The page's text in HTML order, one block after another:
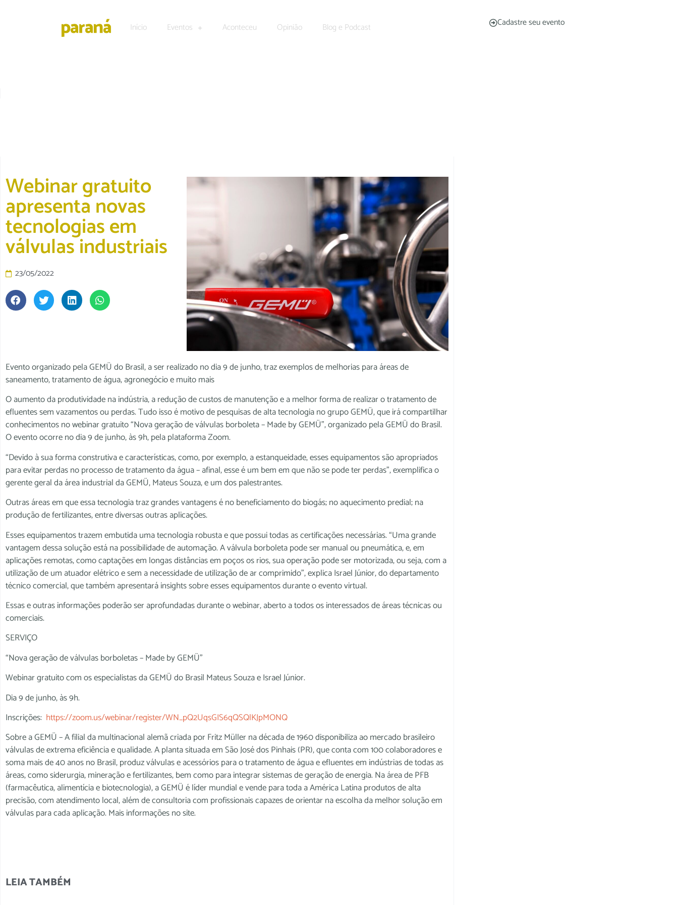
Início Eventos Aconteceu Opinião Blog e Podcast Cadastre seu evento
Webinar gratuito
apresenta novas
tecnologias em
válvulas industriais
23/05/2022
Evento organizado pela GEMÜ do Brasil, a ser realizado no dia 9 de junho, traz exemplos de melhorias para áreas de
saneamento, tratamento de água, agronegócio e muito mais
O aumento da produtividade na indústria, a redução de custos de manutenção e a melhor forma de realizar o tratamento de
efluentes sem vazamentos ou perdas. Tudo isso é motivo de pesquisas de alta tecnologia no grupo GEMÜ, que irá compartilhar
conhecimentos no webinar gratuito “Nova geração de válvulas borboleta – Made by GEMÜ”, organizado pela GEMÜ do Brasil.
O evento ocorre no dia 9 de junho, às 9h, pela plataforma Zoom.
“Devido à sua forma construtiva e características, como, por exemplo, a estanqueidade, esses equipamentos são apropriados
para evitar perdas no processo de tratamento da água – afinal, esse é um bem em que não se pode ter perdas”, exemplifica o
gerente geral da área industrial da GEMÜ, Mateus Souza, e um dos palestrantes.
Outras áreas em que essa tecnologia traz grandes vantagens é no beneficiamento do biogás; no aquecimento predial; na
produção de fertilizantes, entre diversas outras aplicações.
Esses equipamentos trazem embutida uma tecnologia robusta e que possui todas as certificações necessárias. “Uma grande
vantagem dessa solução está na possibilidade de automação. A válvula borboleta pode ser manual ou pneumática, e, em
aplicações remotas, como captações em longas distâncias em poços os rios, sua operação pode ser motorizada, ou seja, com a
utilização de um atuador elétrico e sem a necessidade de utilização de ar comprimido”, explica Israel Júnior, do departamento
técnico comercial, que também apresentará insights sobre esses equipamentos durante o evento virtual.
Essas e outras informações poderão ser aprofundadas durante o webinar, aberto a todos os interessados de áreas técnicas ou
comerciais.
SERVIÇO
“Nova geração de válvulas borboletas – Made by GEMÜ”
Webinar gratuito com os especialistas da GEMÜ do Brasil Mateus Souza e Israel Júnior.
Dia 9 de junho, às 9h.
Inscrições: https://zoom.us/webinar/register/WN_pQ2UqsGIS6qQSQlKJpMONQ
Sobre a GEMÜ – A filial da multinacional alemã criada por Fritz Müller na década de 1960 disponibiliza ao mercado brasileiro
válvulas de extrema eficiência e qualidade. A planta situada em São José dos Pinhais (PR), que conta com 100 colaboradores e
soma mais de 40 anos no Brasil, produz válvulas e acessórios para o tratamento de água e efluentes em indústrias de todas as
áreas, como siderurgia, mineração e fertilizantes, bem como para integrar sistemas de geração de energia. Na área de PFB
(farmacêutica, alimentícia e biotecnologia), a GEMÜ é líder mundial e vende para toda a América Latina produtos de alta
precisão, com atendimento local, além de consultoria com profissionais capazes de orientar na escolha da melhor solução em
válvulas para cada aplicação. Mais informações no site.
LEIA TAMBÉM